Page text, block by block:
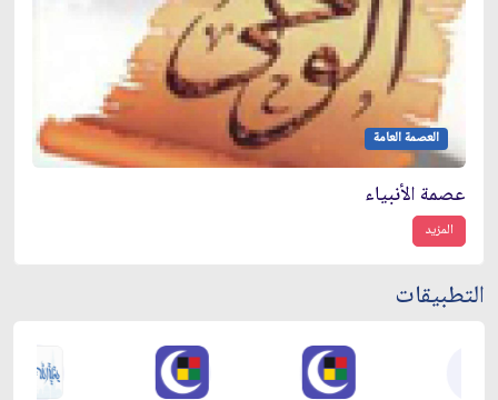
العصمة العامة
عصمة الأنبياء
المزيد
التطبيقات